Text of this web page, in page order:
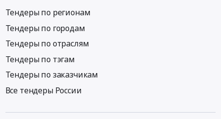
Тендеры по регионам
Тендеры по городам
Тендеры по отраслям
Тендеры по тэгам
Тендеры по заказчикам
Все тендеры России